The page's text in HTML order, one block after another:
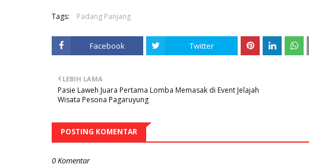
Tags: Padang Panjang
Facebook Twitter
LEBIH LAMA
Pasie Laweh Juara Pertama Lomba Memasak di Event Jelajah
Wisata Pesona Pagaruyung
POSTING KOMENTAR
0 Komentar